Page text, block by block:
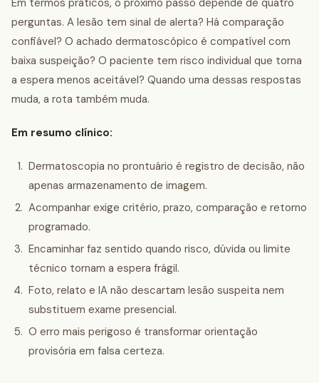
Em termos práticos, o próximo passo depende de quatro
perguntas. A lesão tem sinal de alerta? Há comparação
confiável? O achado dermatoscópico é compatível com
baixa suspeição? O paciente tem risco individual que torna
a espera menos aceitável? Quando uma dessas respostas
muda, a rota também muda.
Em resumo clínico:
Dermatoscopia no prontuário é registro de decisão, não
apenas armazenamento de imagem.
Acompanhar exige critério, prazo, comparação e retorno
programado.
Encaminhar faz sentido quando risco, dúvida ou limite
técnico tornam a espera frágil.
Foto, relato e IA não descartam lesão suspeita nem
substituem exame presencial.
O erro mais perigoso é transformar orientação
provisória em falsa certeza.